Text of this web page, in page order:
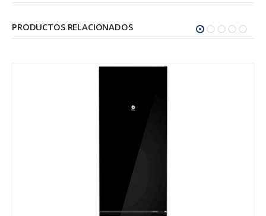
PRODUCTOS RELACIONADOS